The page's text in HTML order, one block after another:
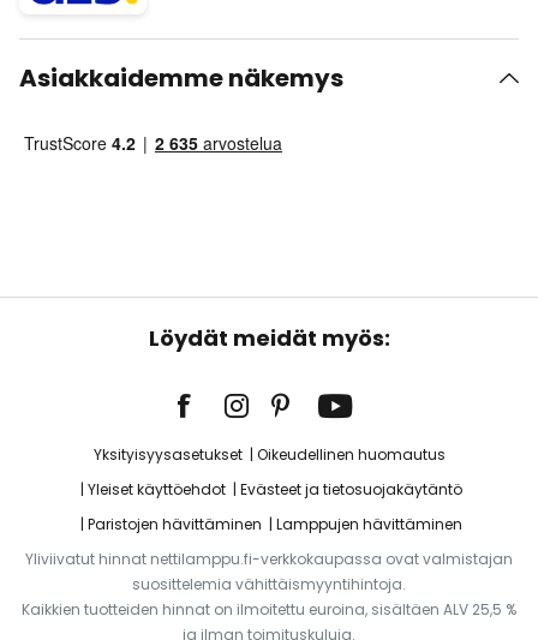
Asiakkaidemme näkemys
Löydät meidät myös:
Yksityisyysasetukset
Oikeudellinen huomautus
Yleiset käyttöehdot
Evästeet ja tietosuojakäytäntö
Paristojen hävittäminen
Lamppujen hävittäminen
Yliviivatut hinnat nettilamppu.fi-verkkokaupassa ovat valmistajan
suosittelemia vähittäismyyntihintoja.
Kaikkien tuotteiden hinnat on ilmoitettu euroina, sisältäen ALV 25,5 %
ja ilman toimituskuluja.